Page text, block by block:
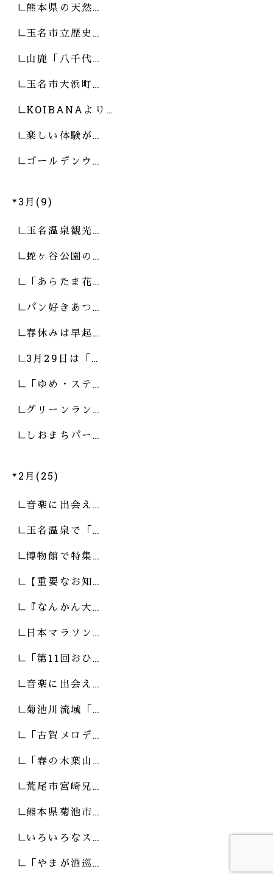
熊本県の天然…
玉名市立歴史…
山鹿「八千代…
玉名市大浜町…
KOIBANAより…
楽しい体験が…
ゴールデンウ…
3月(9)
玉名温泉観光…
蛇ヶ谷公園の…
「あらたま花…
パン好きあつ…
春休みは早起…
3月29日は「…
「ゆめ・ステ…
グリーンラン…
しおまちパー…
2月(25)
音楽に出会え…
玉名温泉で「…
博物館で特集…
【重要なお知…
『なんかん大…
日本マラソン…
「第11回おひ…
音楽に出会え…
菊池川流域「…
「古賀メロデ…
「春の木葉山…
荒尾市宮崎兄…
熊本県菊池市…
いろいろなス…
「やまが酒巡…